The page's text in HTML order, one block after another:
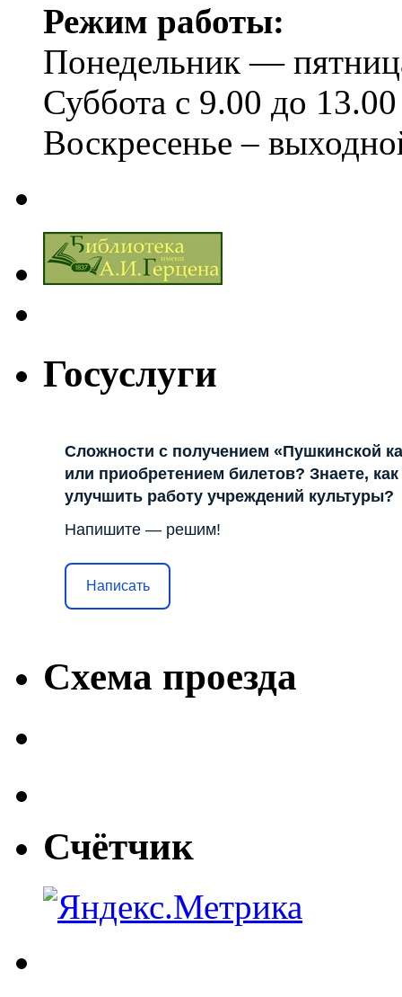
Режим работы:
Понедельник —
Суббота с 9.00 до 13.00
Воскресенье –
Госуслуги
Сложности с получением «Пушкинской
или приобретением билетов? Знаете, как
улучшить работу учреждений культуры?
Напишите — решим!
Написать
Схема проезда
Счётчик